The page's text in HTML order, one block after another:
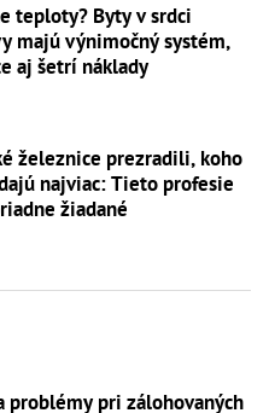
teploty? Byty v srdci
majú výnimočný systém,
aj šetrí náklady
železnice prezradili, koho
najviac: Tieto profesie
žiadané
problémy pri zálohovaných